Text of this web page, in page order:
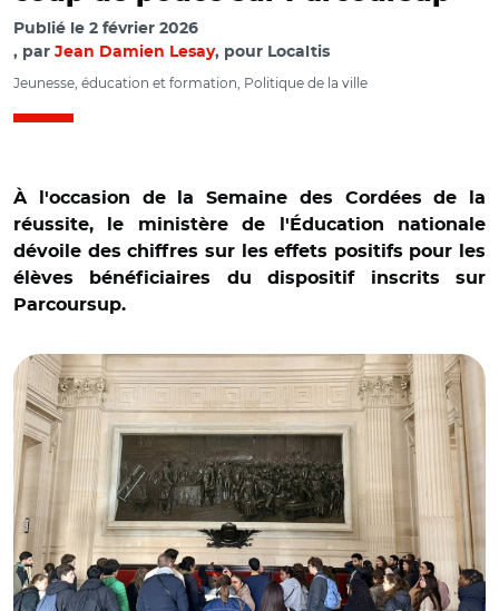
Publié le 2 février 2026
par Jean Damien Lesay, pour Localtis
Jeunesse, éducation et formation, Politique de la ville
À l'occasion de la Semaine des Cordées de la
réussite, le ministère de l'Éducation nationale
dévoile des chiffres sur les effets positifs pour les
élèves bénéficiaires du dispositif inscrits sur
Parcoursup.
© Valérie Bazin-Malgras/ Visite de l’Assemblée nationale